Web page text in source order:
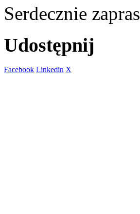
Serdecznie
Udostępnij
Facebook Linkedin X